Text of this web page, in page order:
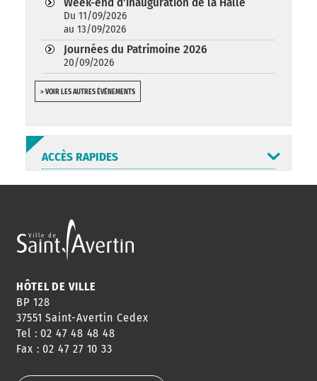
Du 11/09/2026
au 13/09/2026
Journées du Patrimoine 2026
20/09/2026
> VOIR LES AUTRES ÉVÉNEMENTS
ACCÈS RAPIDES
ANNUAIRE
HORAIRES
CONSEILS
DE QUARTIER
HÔTEL DE VILLE
BP 128
37551 Saint-Avertin Cedex
Tel : 02 47 48 48 48
Fax : 02 47 27 10 33